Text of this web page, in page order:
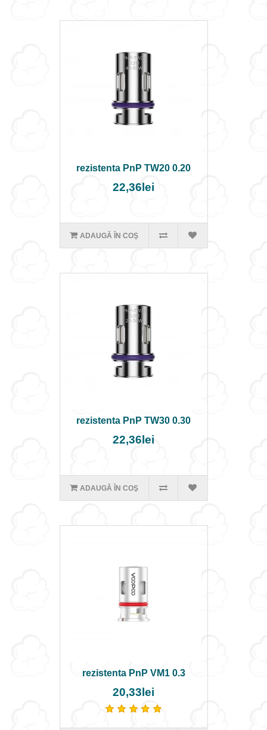
rezistenta PnP TW20 0.20
22,36lei
ADAUGĂ ÎN COŞ
rezistenta PnP TW30 0.30
22,36lei
ADAUGĂ ÎN COŞ
rezistenta PnP VM1 0.3
20,33lei